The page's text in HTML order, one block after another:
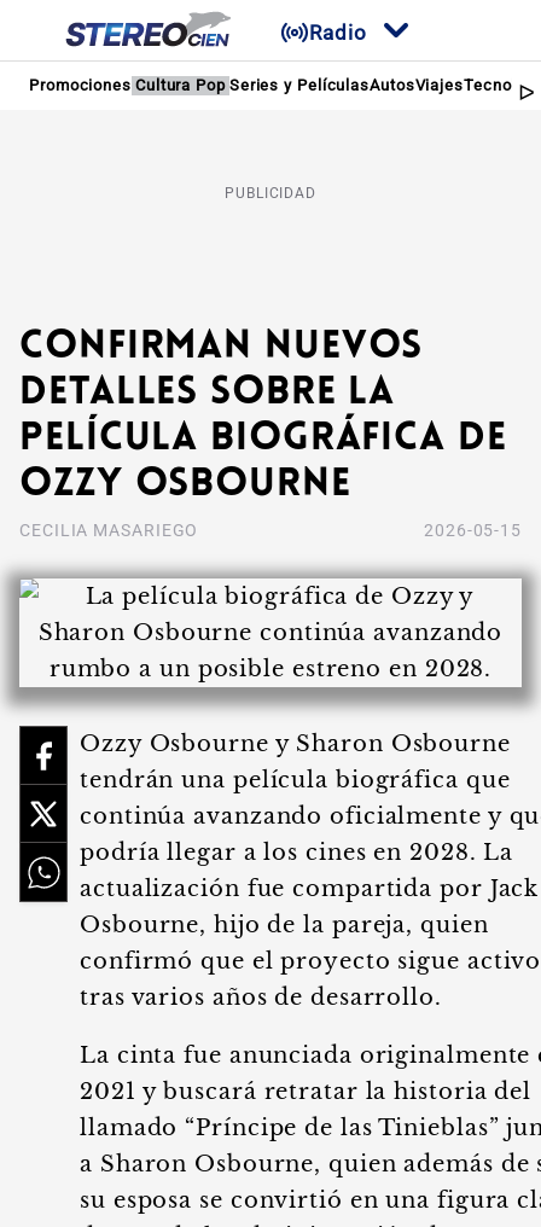
Radio
Promociones Cultura Pop Series y PelículasAutosViajes
PUBLICIDAD
Confirman nuevos
detalles sobre la
película biográfica de
Ozzy Osbourne
CECILIA MASARIEGO 2026-05-15
Ozzy Osbourne y Sharon Osbourne
tendrán una película biográfica que
continúa avanzando oficialmente y
podría llegar a los cines en 2028. La
actualización fue compartida por Jack
Osbourne, hijo de la pareja, quien
confirmó que el proyecto sigue activo
tras varios años de desarrollo.
La cinta fue anunciada originalmente
2021 y buscará retratar la historia del
llamado “Príncipe de las Tinieblas”
a Sharon Osbourne, quien además de
su esposa se convirtió en una figura